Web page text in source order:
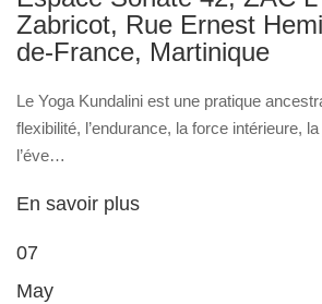
Zabricot, Rue Ernest
de-France, Martinique
Le Yoga Kundalini est une pratique
flexibilité, l’endurance, la force intérieure,
l’éve…
En savoir plus
07
May